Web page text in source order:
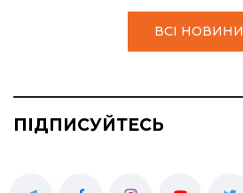
ВСІ НОВИНИ
ПІДПИСУЙТЕСЬ